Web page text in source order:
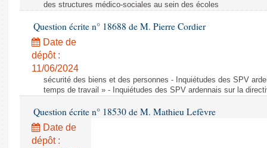
des structures médico-sociales au sein des écoles
Question écrite n° 18688 de M. Pierre Cordier
Date de
dépôt :
11/06/2024
sécurité des biens et des personnes - Inquiétudes des SPV
temps de travail » - Inquiétudes des SPV ardennais sur la
Question écrite n° 18530 de M. Mathieu Lefèvre
Date de
dépôt :